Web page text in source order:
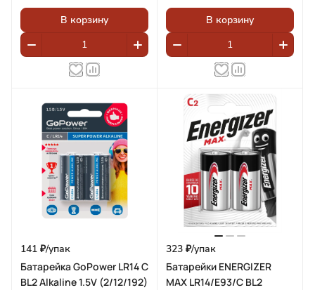
В корзину В корзину
141 ₽/упак
Батарейка GoPower LR14 C
BL2 Alkaline 1.5V (2/12/192)
323 ₽/упак
Батарейки ENERGIZER
MAX LR14/E93/C BL2